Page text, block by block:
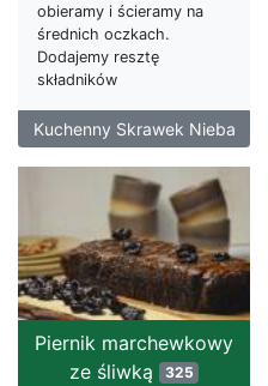
obieramy i ścieramy na
średnich oczkach.
Dodajemy resztę
składników
Kuchenny Skrawek Nieba
Piernik marchewkowy
ze śliwką
325